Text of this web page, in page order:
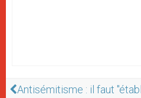
Antisémitisme : il faut